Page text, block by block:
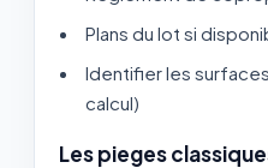
Plans du lot si
Identifier les
calcul)
Les pieges